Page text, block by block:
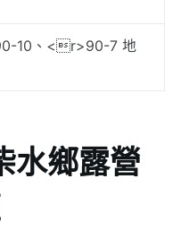
10、<r>90-7 地
水鄉露營